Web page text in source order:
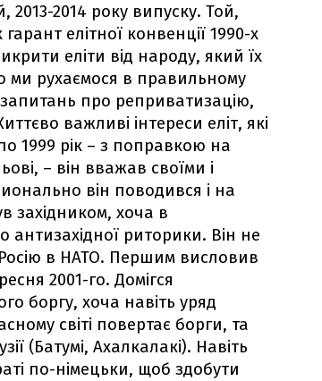
2014 року випуску. Той,
елітної конвенції 1990-х
еліти від народу, який їх
рухаємося в правильному
про реприватизацію,
важливі інтереси еліт, які
1999 рік – з поправкою на
– він вважав своїми і
він поводився і на
західником, хоча в
антизахідної риторики. Він не
в НАТО. Першим висловив
2001-го. Домігся
боргу, хоча навіть уряд
світі повертає борги, та
(Батумі, Ахалкалакі). Навіть
по-німецьки, щоб здобути